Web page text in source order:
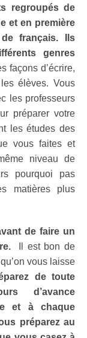
regroupés de
et en première
français. Ils
genres
façons d’écrire,
élèves. Vous
les professeurs
préparer votre
les études des
vous faites et
niveau de
pourquoi pas
matières plus
de faire un
Il est bon de
vous laisse
de toute
d’avance
et à chaque
préparez au